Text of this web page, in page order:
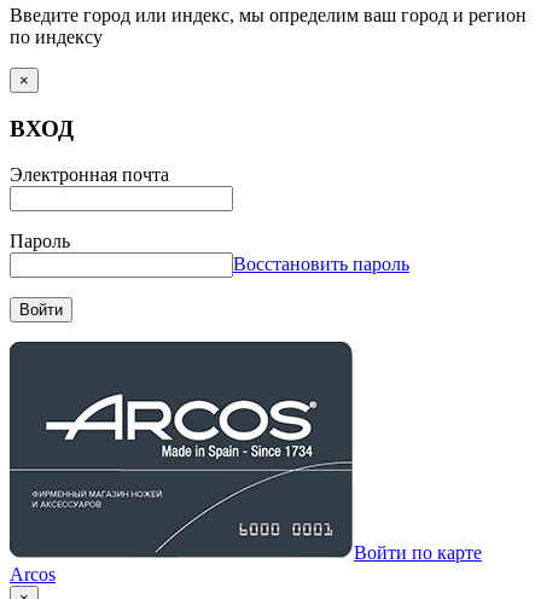
Введите город или индекс, мы определим ваш город и регион
по индексу
×
ВХОД
Электронная почта
Пароль
Восстановить пароль
Войти
Войти по карте
Arcos